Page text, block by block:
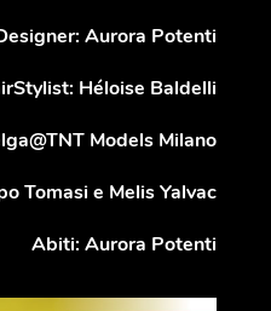
Aurora Potenti
Héloise Baldelli
Models Milano
Tomasi e Melis Yalvac
Abiti: Aurora Potenti